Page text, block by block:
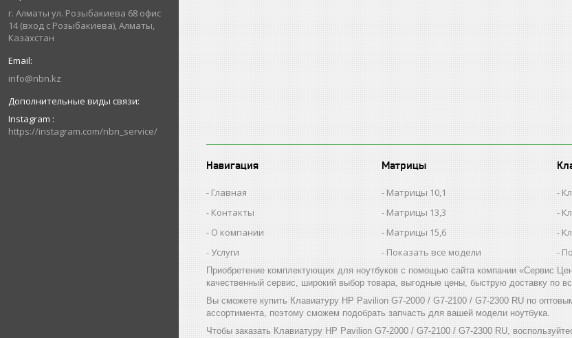
г. Алматы ул. Розыбакиева 68 офис
14 (вход с Розыбакиева), Алматы,
Казахстан
info@nbn.kz
Instagram
https://instagram.com/nbn_service/
Навигация
Главная
Контакты
О компании
Услуги
Матрицы
Матрицы 10,1
Матрицы 13,3
Матрицы 15,6
Показать все модели
Приобретение комплектующих для ноутбуков с помощью сайта компании «Сервис
качественный сервис, широкий выбор товара, выгодные цены, быструю доставку по
Вы сможете купить Клавиатуру HP Pavilion G7-2000 / G7-2100 / G7-2300 RU по
ассортимента, поэтому сможем подобрать запчасть для вашей модели ноутбука.
Чтобы заказать Клавиатуру HP Pavilion G7-2000 / G7-2100 / G7-2300 RU,